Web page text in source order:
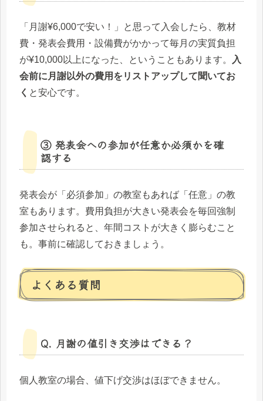
「月謝¥6,000で安い！」と思って入会したら、教材
費・発表会費用・設備費がかかって毎月の実質負担
が¥10,000以上になった、ということもあります。
入
会前に月謝以外の費用をリストアップして聞いてお
く と安心です。
③ 発表会への参加が任意か必須かを確
認する
発表会が「必須参加」の教室もあれば「任意」の教
室もあります。費用負担が大きい発表会を毎回強制
参加させられると、年間コストが大きく膨らむこと
も。事前に確認しておきましょう。
よくある質問
Q. 月謝の値引き交渉はできる？
個人教室の場合、値下げ交渉はほぼできません。